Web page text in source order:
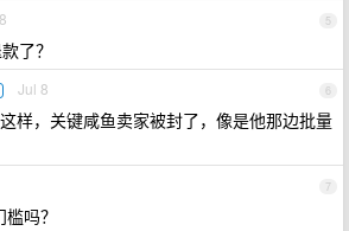
5
了？
6
Jul 8
样，关键咸鱼卖家被封了，像是他那边批量
7
吗？